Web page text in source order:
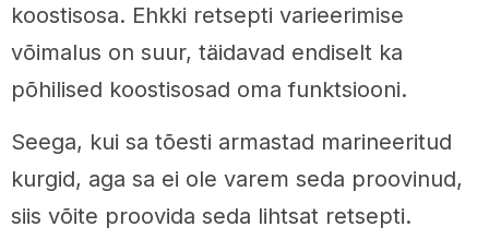
koostisosa. Ehkki retsepti varieerimise
võimalus on suur, täidavad endiselt ka
põhilised koostisosad oma funktsiooni.
Seega, kui sa tõesti armastad marineeritud
kurgid, aga sa ei ole varem seda proovinud,
siis võite proovida seda lihtsat retsepti.